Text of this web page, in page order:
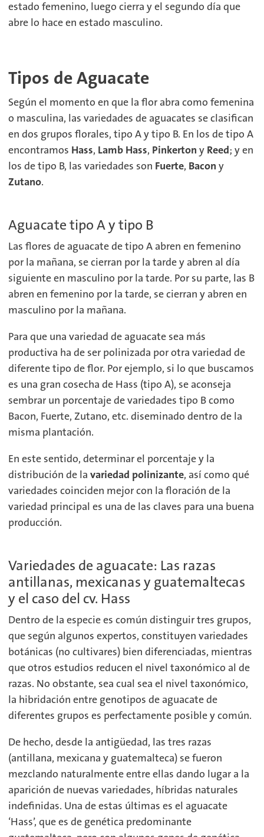
estado femenino, luego cierra y el segundo día que
abre lo hace en estado masculino.
Tipos de Aguacate
Según el momento en que la flor abra como femenina
o masculina, las variedades de aguacates se clasifican
en dos grupos florales, tipo A y tipo B. En los de tipo A
encontramos Hass, Lamb Hass, Pinkerton y Reed; y en
los de tipo B, las variedades son Fuerte, Bacon y
Zutano.
Aguacate tipo A y tipo B
Las flores de aguacate de tipo A abren en femenino
por la mañana, se cierran por la tarde y abren al día
siguiente en masculino por la tarde. Por su parte, las B
abren en femenino por la tarde, se cierran y abren en
masculino por la mañana.
Para que una variedad de aguacate sea más
productiva ha de ser polinizada por otra variedad de
diferente tipo de flor. Por ejemplo, si lo que buscamos
es una gran cosecha de Hass (tipo A), se aconseja
sembrar un porcentaje de variedades tipo B como
Bacon, Fuerte, Zutano, etc. diseminado dentro de la
misma plantación.
En este sentido, determinar el porcentaje y la
distribución de la variedad polinizante, así como qué
variedades coinciden mejor con la floración de la
variedad principal es una de las claves para una buena
producción.
Variedades de aguacate: Las razas
antillanas, mexicanas y guatemaltecas
y el caso del cv. Hass
Dentro de la especie es común distinguir tres grupos,
que según algunos expertos, constituyen variedades
botánicas (no cultivares) bien diferenciadas, mientras
que otros estudios reducen el nivel taxonómico al de
razas. No obstante, sea cual sea el nivel taxonómico,
la hibridación entre genotipos de aguacate de
diferentes grupos es perfectamente posible y común.
De hecho, desde la antigüedad, las tres razas
(antillana, mexicana y guatemalteca) se fueron
mezclando naturalmente entre ellas dando lugar a la
aparición de nuevas variedades, híbridas naturales
indefinidas. Una de estas últimas es el aguacate
‘Hass’, que es de genética predominante